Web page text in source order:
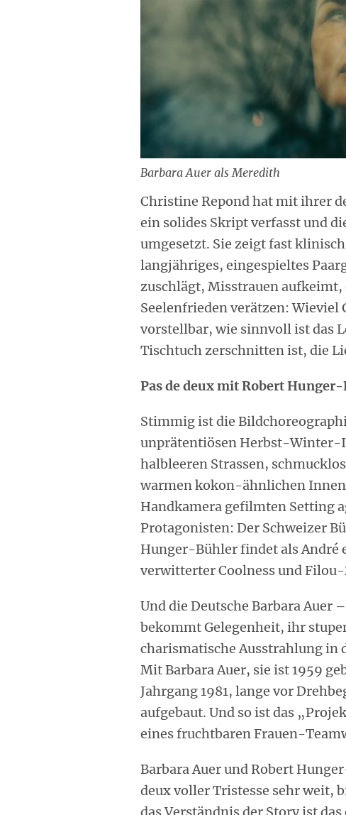
Barbara Auer als Meredith
Christine Repond hat mit ihrer
ein solides Skript verfasst und
umgesetzt. Sie zeigt fast
langjähriges, eingespieltes
zuschlägt, Misstrauen aufkeimt,
Seelenfrieden verätzen: Wieviel
vorstellbar, wie sinnvoll ist das
Tischtuch zerschnitten ist, die
Pas de deux mit Robert
Stimmig ist die
unprätentiösen Herbst-Winter-
halbleeren Strassen,
warmen kokon-ähnlichen
Handkamera gefilmten Setting
Protagonisten: Der Schweizer
Hunger-Bühler findet als André
verwitterter Coolness und
Und die Deutsche Barbara Auer
bekommt Gelegenheit, ihr
charismatische Ausstrahlung
Mit Barbara Auer, sie ist 1959
Jahrgang 1981, lange vor
aufgebaut. Und so ist das
eines fruchtbaren Frauen-
Barbara Auer und Robert
deux voller Tristesse sehr weit,
das Verständnis der Story ist